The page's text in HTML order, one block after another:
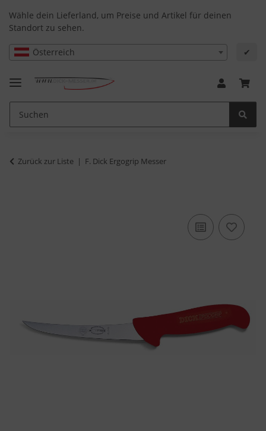
Wähle dein Lieferland, um Preise und Artikel für deinen
Standort zu sehen.
Österreich ✔
Zurück zur Liste F. Dick Ergogrip Messer